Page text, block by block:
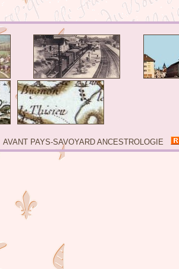
AVANT PAYS-SAVOYARD ANCESTROLOGIE